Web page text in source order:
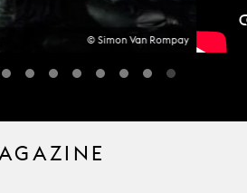
© Simon Van Rompay